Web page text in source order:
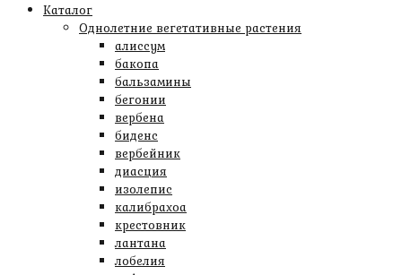
Каталог
Однолетние вегетативные растения
алиссум
бакопа
бальзамины
бегонии
вербена
биденс
вербейник
диасция
изолепис
калибрахоа
крестовник
лантана
лобелия